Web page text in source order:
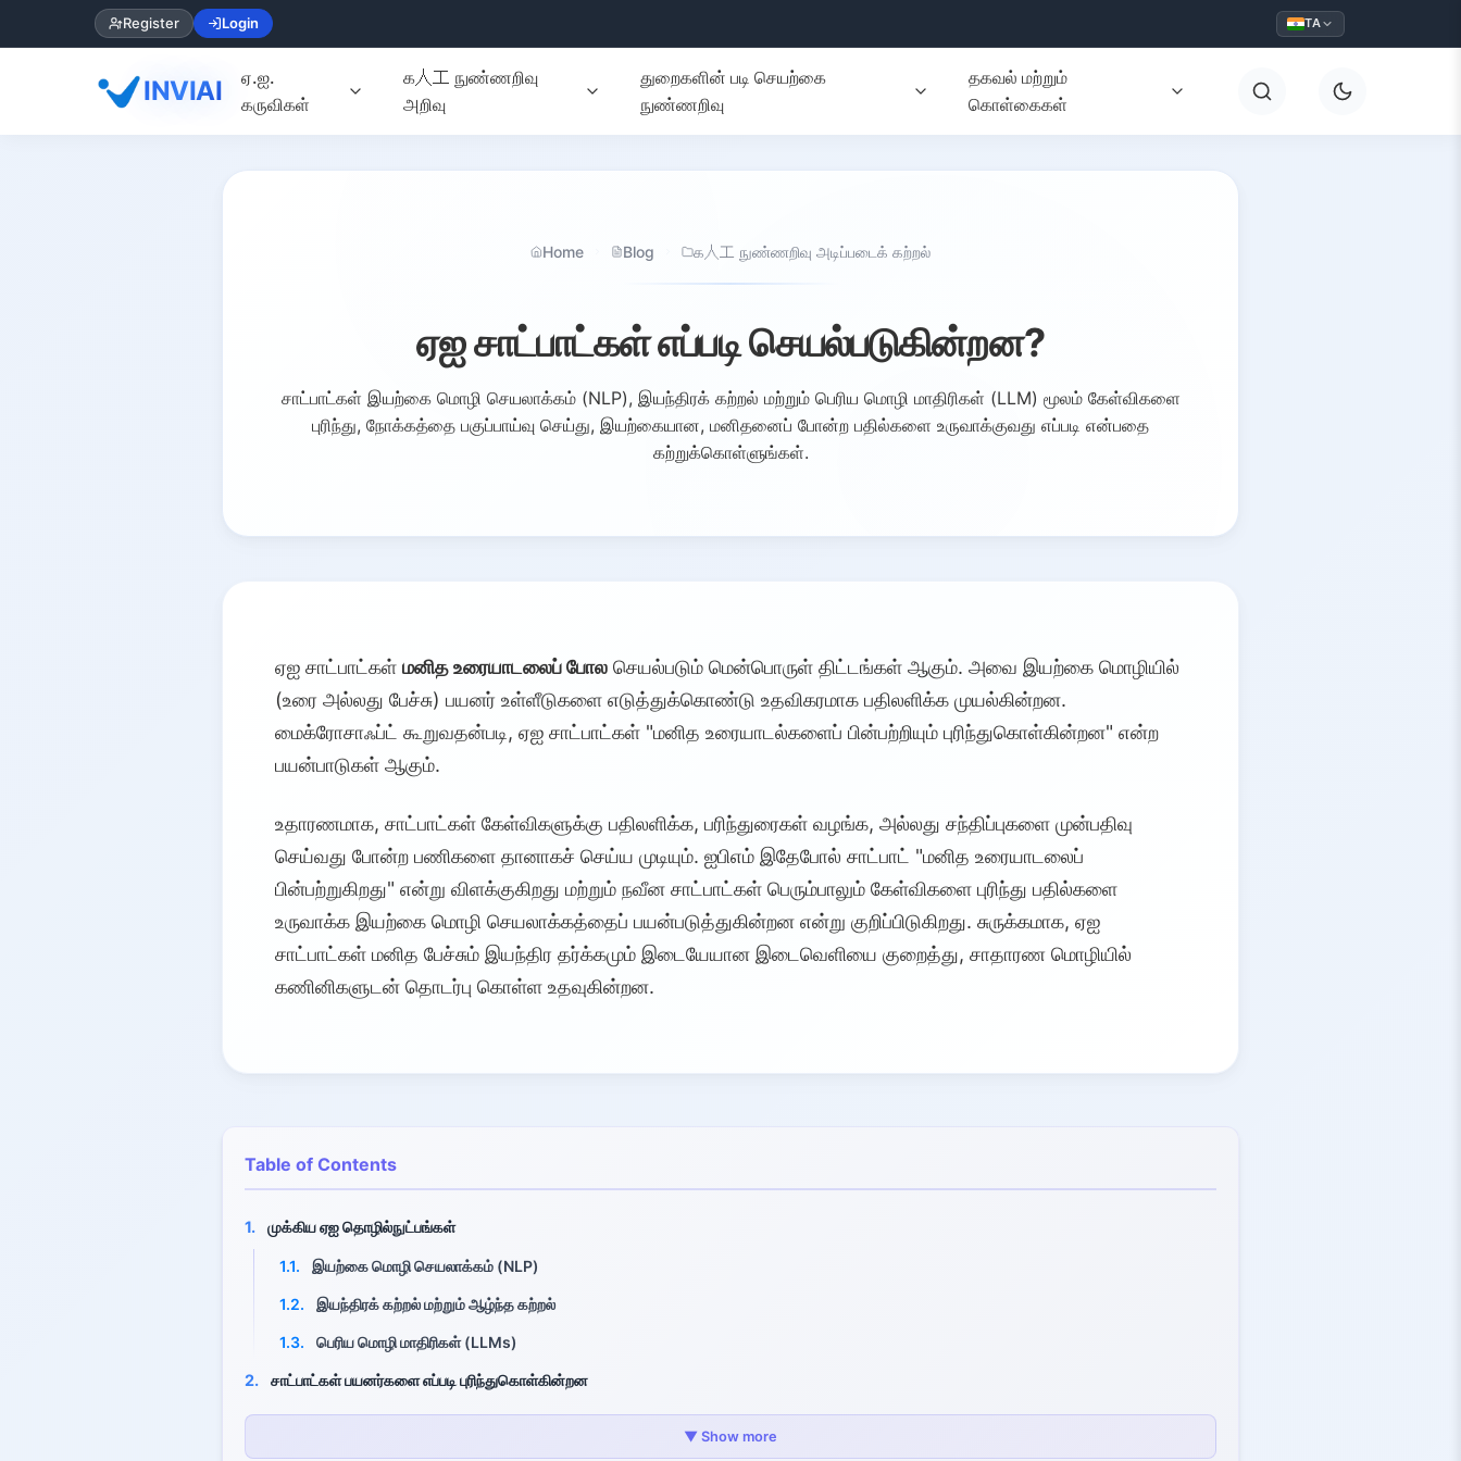
Register Login TA
INVIAI
ஏ.ஐ.
கருவிகள்
க人工 நுண்ணறிவு
அறிவு
துறைகளின் படி செயற்கை
நுண்ணறிவு
தகவல் மற்றும்
கொள்கைகள்
Home Blog க人工 நுண்ணறிவு அடிப்படைக் கற்றல்
ஏஐ சாட்பாட்கள் எப்படி செயல்படுகின்றன?
சாட்பாட்கள் இயற்கை மொழி செயலாக்கம் (NLP), இயந்திரக் கற்றல் மற்றும் பெரிய மொழி மாதிரிகள் (LLM) மூலம் கேள்விகளை
புரிந்து, நோக்கத்தை பகுப்பாய்வு செய்து, இயற்கையான, மனிதனைப் போன்ற பதில்களை உருவாக்குவது எப்படி என்பதை
கற்றுக்கொள்ளுங்கள்.
ஏஐ சாட்பாட்கள் மனித உரையாடலைப் போல செயல்படும் மென்பொருள் திட்டங்கள் ஆகும். அவை இயற்கை மொழியில்
(உரை அல்லது பேச்சு) பயனர் உள்ளீடுகளை எடுத்துக்கொண்டு உதவிகரமாக பதிலளிக்க முயல்கின்றன.
மைக்ரோசாஃப்ட் கூறுவதன்படி, ஏஐ சாட்பாட்கள் "மனித உரையாடல்களைப் பின்பற்றியும் புரிந்துகொள்கின்றன" என்ற
பயன்பாடுகள் ஆகும்.
உதாரணமாக, சாட்பாட்கள் கேள்விகளுக்கு பதிலளிக்க, பரிந்துரைகள் வழங்க, அல்லது சந்திப்புகளை முன்பதிவு
செய்வது போன்ற பணிகளை தானாகச் செய்ய முடியும். ஐபிஎம் இதேபோல் சாட்பாட் "மனித உரையாடலைப்
பின்பற்றுகிறது" என்று விளக்குகிறது மற்றும் நவீன சாட்பாட்கள் பெரும்பாலும் கேள்விகளை புரிந்து பதில்களை
உருவாக்க இயற்கை மொழி செயலாக்கத்தைப் பயன்படுத்துகின்றன என்று குறிப்பிடுகிறது. சுருக்கமாக, ஏஐ
சாட்பாட்கள் மனித பேச்சும் இயந்திர தர்க்கமும் இடையேயான இடைவெளியை குறைத்து, சாதாரண மொழியில்
கணினிகளுடன் தொடர்பு கொள்ள உதவுகின்றன.
Table of Contents
1. முக்கிய ஏஐ தொழில்நுட்பங்கள்
1.1. இயற்கை மொழி செயலாக்கம் (NLP)
1.2. இயந்திரக் கற்றல் மற்றும் ஆழ்ந்த கற்றல்
1.3. பெரிய மொழி மாதிரிகள் (LLMs)
2. சாட்பாட்கள் பயனர்களை எப்படி புரிந்துகொள்கின்றன
2.1. நோக்கம் அடையாளம்
2.2. அங்கங்கள் எடுக்கும்
▼ Show more